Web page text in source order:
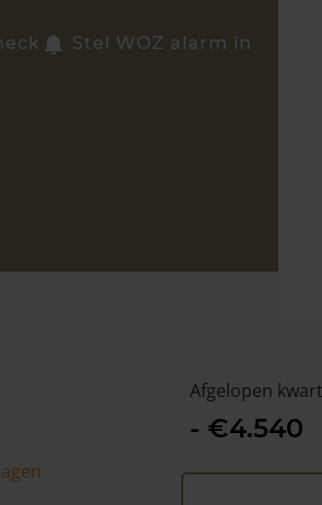
Stel WOZ alarm in
Afgelopen
- €4.540